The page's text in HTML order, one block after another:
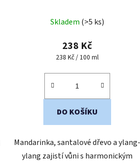
Skladem (>5 ks)
238 Kč
Měrná
238 Kč / 100 ml
DO KOŠÍKU
Mandarinka, santalové dřevo a ylang-
ylang zajistí vůni s harmonickým